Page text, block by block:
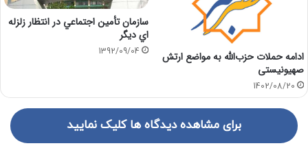
ادامه حملات حزب‌الله به مواضع ارتش
صهیونیستی
1402/08/20
سازمان تأمين اجتماعي در انتظار زلزله
اي ديگر
1392/09/04
برای مشاهده دیدگاه ها کلیک نمایید